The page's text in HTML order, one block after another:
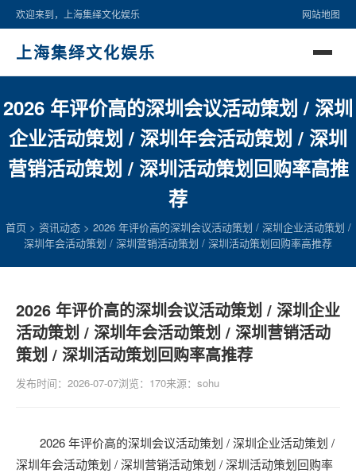
欢迎来到，上海集绎文化娱乐 网站地图
上海集绎文化娱乐
2026 年评价高的深圳会议活动策划 / 深圳
企业活动策划 / 深圳年会活动策划 / 深圳
营销活动策划 / 深圳活动策划回购率高推
荐
首页 > 资讯动态> 2026 年评价高的深圳会议活动策划 / 深圳企业活动策划 /
深圳年会活动策划 / 深圳营销活动策划 / 深圳活动策划回购率高推荐
2026 年评价高的深圳会议活动策划 / 深圳企业
活动策划 / 深圳年会活动策划 / 深圳营销活动
策划 / 深圳活动策划回购率高推荐
发布时间：2026-07-07浏览：170来源：sohu
2026 年评价高的深圳会议活动策划 / 深圳企业活动策划 /
深圳年会活动策划 / 深圳营销活动策划 / 深圳活动策划回购率